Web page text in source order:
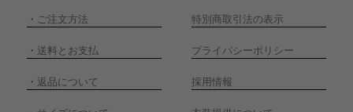
・ ご注文方法 特別商取引法の表示
・ 送料とお支払 プライバシーポリシー
・ 返品について 採用情報